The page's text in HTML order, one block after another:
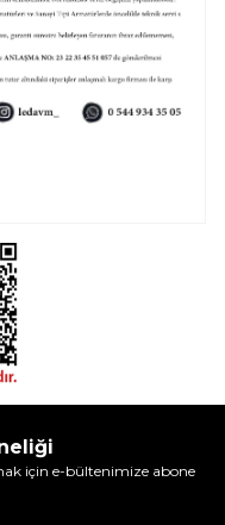
için e-bültenimize abone